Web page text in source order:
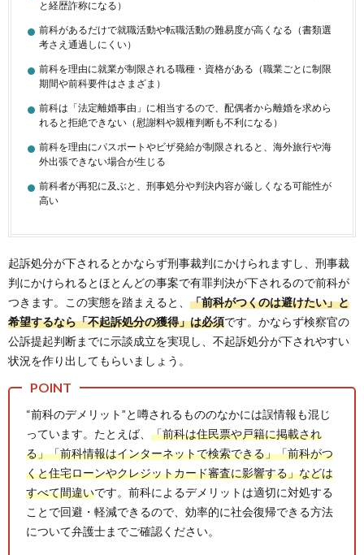
と経歴詐称になる）
前科があるだけで就職活動や転職活動の難易度が高くなる（書類選
考さえ通過しにくい）
前科を理由に就業が制限される職種・資格がある（職業ごとに制限
期間や前科要件はさまざま）
前科は「法定離婚事由」に相当するので、配偶者から離婚を求めら
れると拒絶できない（慰謝料や親権判断も不利になる）
前科を理由にパスポートやビザ発給が制限されると、海外旅行や海
外出張できない場合が生じる
前科者が再犯に及ぶと、刑事処分や判決内容が厳しくなる可能性が
高い
起訴処分が下されるとかならず刑事裁判にかけられますし、刑事裁
判にかけられるとほとんどの事案で有罪判決が下されるので前科が
つきます。この実態を踏まえると、 「前科がつくのは避けたい」と
希望するなら「不起訴処分の獲得」は必須です。かならず検察官の
公訴提起判断までに示談成立を実現し、不起訴処分が下されやすい
状況を作り出してもらいましょう。
“前科のデメリット”と噂されるもののなかには誤情報も混じ
っています。たとえば、 「前科は住民票や戸籍に掲載され
る」「前科情報はインターネットで検索できる」「前科がつ
くと住宅ローンやクレジットカード審査に影響する」などは
すべて間違いです。前科によるデメリットは適切に対処する
ことで回避・軽減できるので、効率的に社会復帰できる方法
について弁護士までご確認ください。